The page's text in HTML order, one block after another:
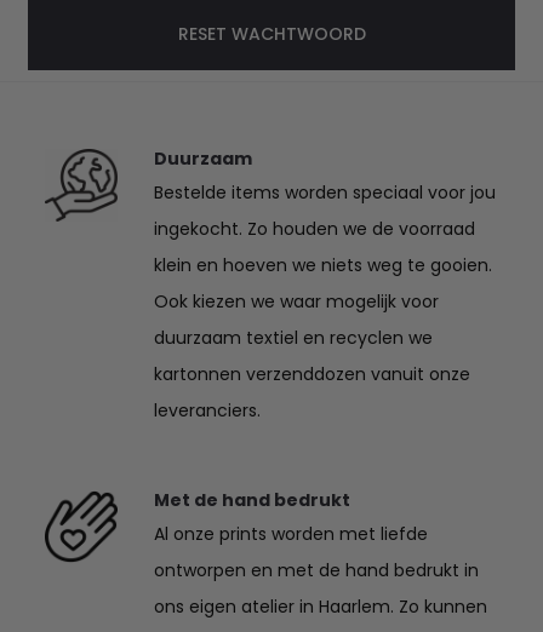
g
e
RESET WACHTWOORD
Duurzaam
Bestelde items worden speciaal voor jou
ingekocht. Zo houden we de voorraad
klein en hoeven we niets weg te gooien.
Ook kiezen we waar mogelijk voor
duurzaam textiel en recyclen we
kartonnen verzenddozen vanuit onze
leveranciers.
Met de hand bedrukt
Al onze prints worden met liefde
ontworpen en met de hand bedrukt in
ons eigen atelier in Haarlem. Zo kunnen